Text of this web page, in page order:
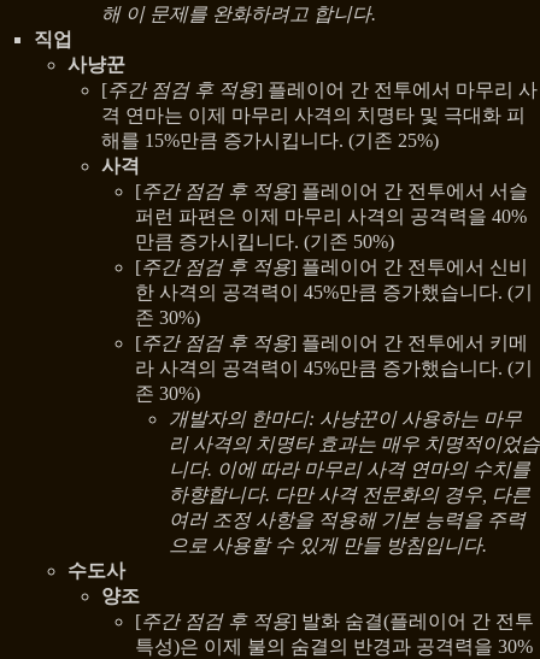
해 이 문제를 완화하려고 합니다.
직업
사냥꾼
[주간 점검 후 적용] 플레이어 간 전투에서 마무리 사
격 연마는 이제 마무리 사격의 치명타 및 극대화 피
해를 15%만큼 증가시킵니다. (기존 25%)
사격
[주간 점검 후 적용] 플레이어 간 전투에서 서슬
퍼런 파편은 이제 마무리 사격의 공격력을 40%
만큼 증가시킵니다. (기존 50%)
[주간 점검 후 적용] 플레이어 간 전투에서 신비
한 사격의 공격력이 45%만큼 증가했습니다. (기
존 30%)
[주간 점검 후 적용] 플레이어 간 전투에서 키메
라 사격의 공격력이 45%만큼 증가했습니다. (기
존 30%)
개발자의 한마디: 사냥꾼이 사용하는 마무
리 사격의 치명타 효과는 매우 치명적이었습
니다. 이에 따라 마무리 사격 연마의 수치를
하향합니다. 다만 사격 전문화의 경우, 다른
여러 조정 사항을 적용해 기본 능력을 주력
으로 사용할 수 있게 만들 방침입니다.
수도사
양조
[주간 점검 후 적용] 발화 숨결(플레이어 간 전투
특성)은 이제 불의 숨결의 반경과 공격력을 30%